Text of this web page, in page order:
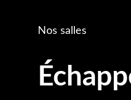
Nos salles